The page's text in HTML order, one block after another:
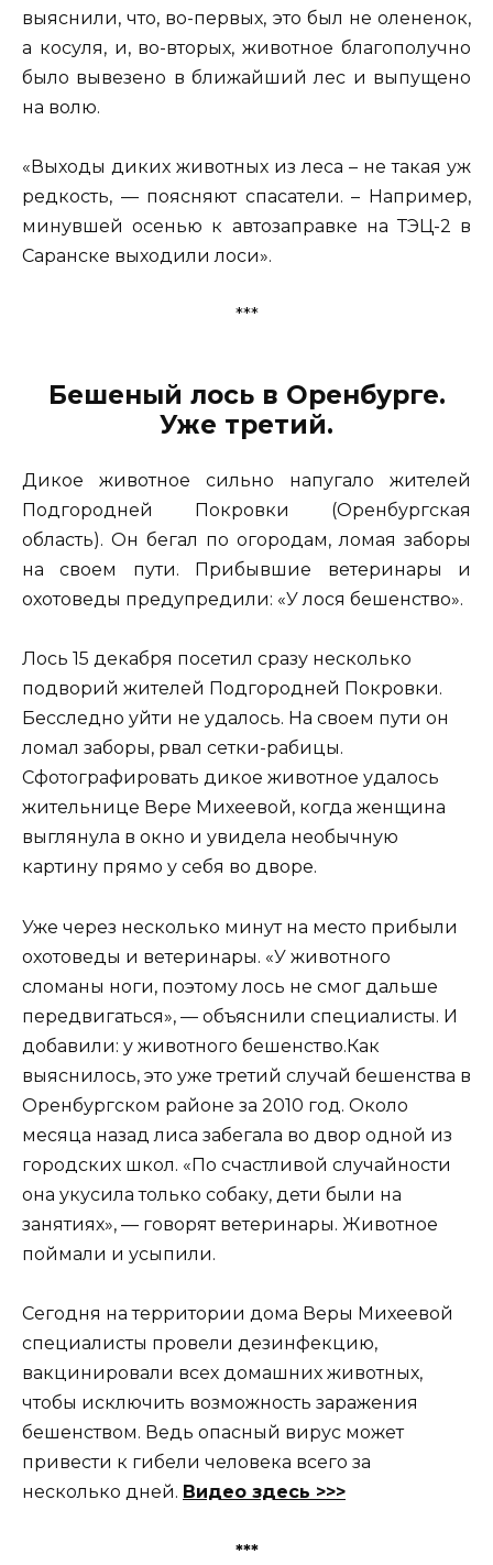
выяснили, что, во-первых, это был не олененок,
а косуля, и, во-вторых, животное благополучно
было вывезено в ближайший лес и выпущено
на волю.
«Выходы диких животных из леса – не такая уж
редкость, — поясняют спасатели. – Например,
минувшей осенью к автозаправке на ТЭЦ-2 в
Саранске выходили лоси».
***
Бешеный лось в Оренбурге.
Уже третий.
Дикое животное сильно напугало жителей
Подгородней Покровки (Оренбургская
область). Он бегал по огородам, ломая заборы
на своем пути. Прибывшие ветеринары и
охотоведы предупредили: «У лося бешенство».
Лось 15 декабря посетил сразу несколько
подворий жителей Подгородней Покровки.
Бесследно уйти не удалось. На своем пути он
ломал заборы, рвал сетки-рабицы.
Сфотографировать дикое животное удалось
жительнице Вере Михеевой, когда женщина
выглянула в окно и увидела необычную
картину прямо у себя во дворе.
Уже через несколько минут на место прибыли
охотоведы и ветеринары. «У животного
сломаны ноги, поэтому лось не смог дальше
передвигаться», — объяснили специалисты. И
добавили: у животного бешенство.Как
выяснилось, это уже третий случай бешенства в
Оренбургском районе за 2010 год. Около
месяца назад лиса забегала во двор одной из
городских школ. «По счастливой случайности
она укусила только собаку, дети были на
занятиях», — говорят ветеринары. Животное
поймали и усыпили.
Сегодня на территории дома Веры Михеевой
специалисты провели дезинфекцию,
вакцинировали всех домашних животных,
чтобы исключить возможность заражения
бешенством. Ведь опасный вирус может
привести к гибели человека всего за
несколько дней. Видео здесь >>>
***